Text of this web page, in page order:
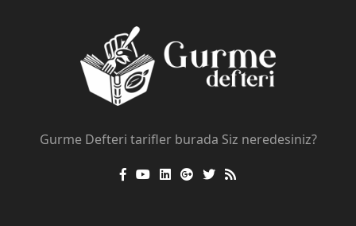
Gurme Defteri tarifler burada Siz neredesiniz?